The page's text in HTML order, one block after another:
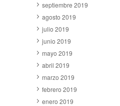
septiembre 2019
agosto 2019
julio 2019
junio 2019
mayo 2019
abril 2019
marzo 2019
febrero 2019
enero 2019